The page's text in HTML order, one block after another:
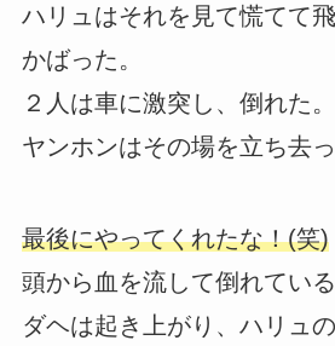
ハリュはそれを見て慌てて
かばった。
２人は車に激突し、倒れた。
ヤンホンはその場を立ち去っ
最後にやってくれたな！(笑)
頭から血を流して倒れている
ダヘは起き上がり、ハリュ